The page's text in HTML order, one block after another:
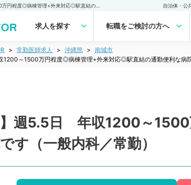
自治体・公
求人を探す 転職をご検討の方へ
常勤医師求人 沖縄県
南城市
1200～1500万円程度◎病棟管理+外来対応◎駅直結の通勤便利な病
】週5.5日 年収1200～
す（一般内科／常勤）